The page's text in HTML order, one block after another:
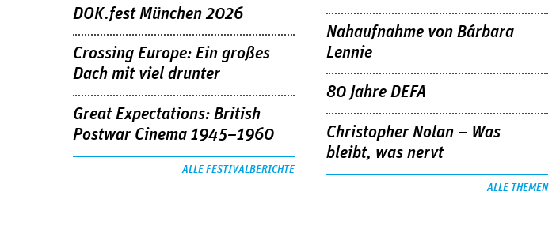
DOK.fest München 2026
Crossing Europe: Ein großes
Dach mit viel drunter
Great Expectations: British
Postwar Cinema 1945–1960
ALLE FESTIVALBERICHTE
Nahaufnahme von Bárbara
Lennie
80 Jahre DEFA
Christopher Nolan – Was
bleibt, was nervt
ALLE THEMEN